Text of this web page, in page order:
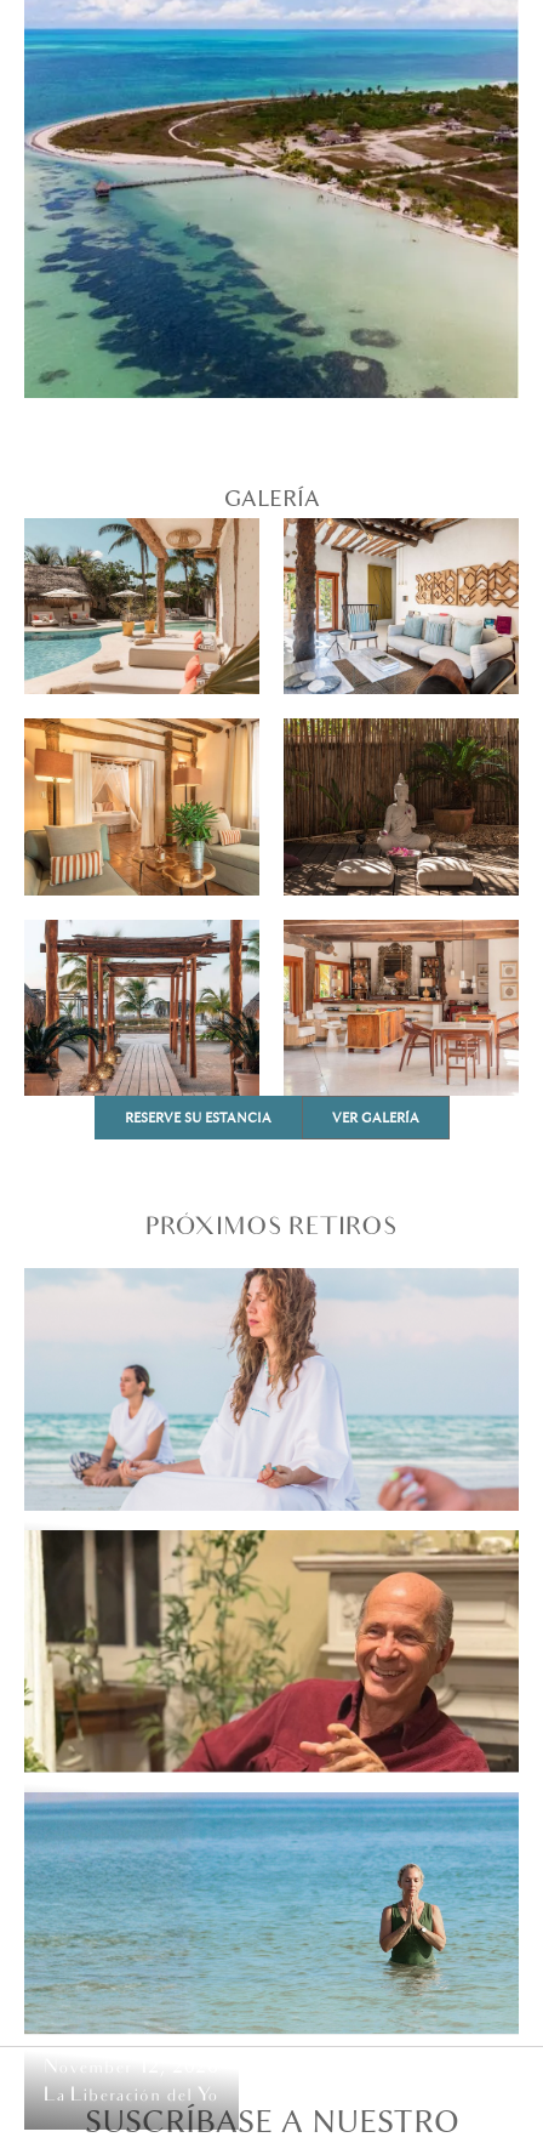
GALERÍA
RESERVE SU ESTANCIA VER GALERÍA
PRÓXIMOS RETIROS
October 21, 2026
Reinicio: Mar, Alma y Quietud
September 20, 2026
El fin de la lucha: vivir en amor
November 12, 2026
La Liberación del Yo
SUSCRÍBASE A NUESTRO